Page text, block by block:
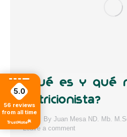
¿Qué es y qué
Nutricionista?
Blog By Juan Mesa ND. Mb.
Leave a comment
5.0
56 reviews
from all time